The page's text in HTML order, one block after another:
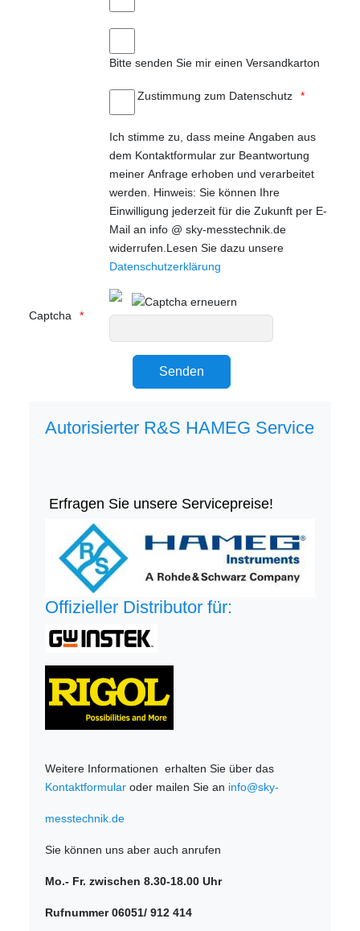
Bitte senden Sie mir einen Versandkarton
Zustimmung zum Datenschutz
Ich stimme zu, dass meine Angaben aus
dem Kontaktformular zur Beantwortung
meiner Anfrage erhoben und verarbeitet
werden. Hinweis: Sie können Ihre
Einwilligung jederzeit für die Zukunft per E-
Mail an info @ sky-messtechnik.de
widerrufen.Lesen Sie dazu unsere
Datenschutzerklärung
Captcha
Autorisierter R&S HAMEG Service
Erfragen Sie unsere Servicepreise!
Offizieller Distributor für:
Weitere Informationen erhalten Sie über das
Kontaktformular oder mailen Sie an info@sky-
messtechnik.de
Sie können uns aber auch anrufen
Mo.- Fr. zwischen 8.30-18.00 Uhr
Rufnummer 06051/ 912 414